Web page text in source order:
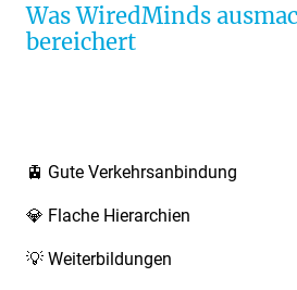
Was WiredMinds
bereichert
🚊 Gute Verkehrsanbindung
💎 Flache Hierarchien
💡 Weiterbildungen